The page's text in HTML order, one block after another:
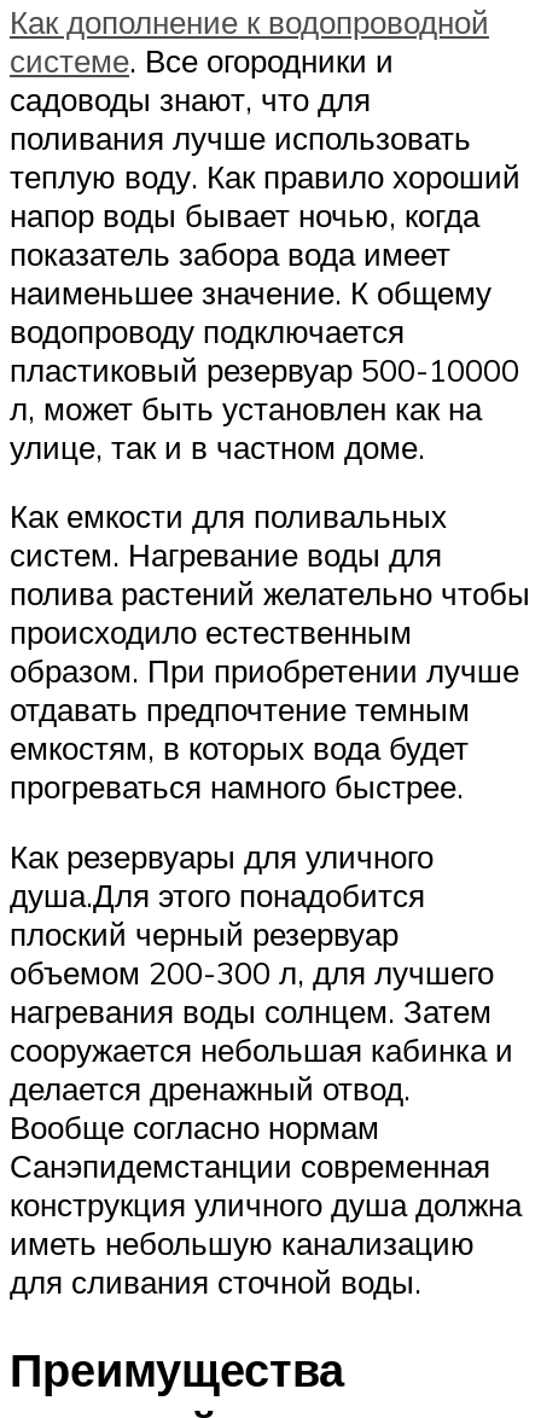
Как дополнение к водопроводной
системе. Все огородники и
садоводы знают, что для
поливания лучше использовать
теплую воду. Как правило хороший
напор воды бывает ночью, когда
показатель забора вода имеет
наименьшее значение. К общему
водопроводу подключается
пластиковый резервуар 500-10000
л, может быть установлен как на
улице, так и в частном доме.
Как емкости для поливальных
систем. Нагревание воды для
полива растений желательно чтобы
происходило естественным
образом. При приобретении лучше
отдавать предпочтение темным
емкостям, в которых вода будет
прогреваться намного быстрее.
Как резервуары для уличного
душа.Для этого понадобится
плоский черный резервуар
объемом 200-300 л, для лучшего
нагревания воды солнцем. Затем
сооружается небольшая кабинка и
делается дренажный отвод.
Вообще согласно нормам
Санэпидемстанции современная
конструкция уличного душа должна
иметь небольшую канализацию
для сливания сточной воды.
Преимущества